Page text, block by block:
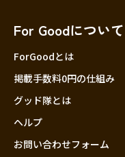
For Goodについて
ForGoodとは
掲載手数料0円の仕組み
グッド隊とは
ヘルプ
お問い合わせフォーム